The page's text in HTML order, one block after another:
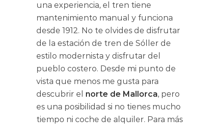
una experiencia, el tren tiene
mantenimiento manual y funciona
desde 1912. No te olvides de disfrutar
de la estación de tren de Sóller de
estilo modernista y disfrutar del
pueblo costero. Desde mi punto de
vista que menos me gusta para
descubrir el norte de Mallorca, pero
es una posibilidad si no tienes mucho
tiempo ni coche de alquiler. Para más